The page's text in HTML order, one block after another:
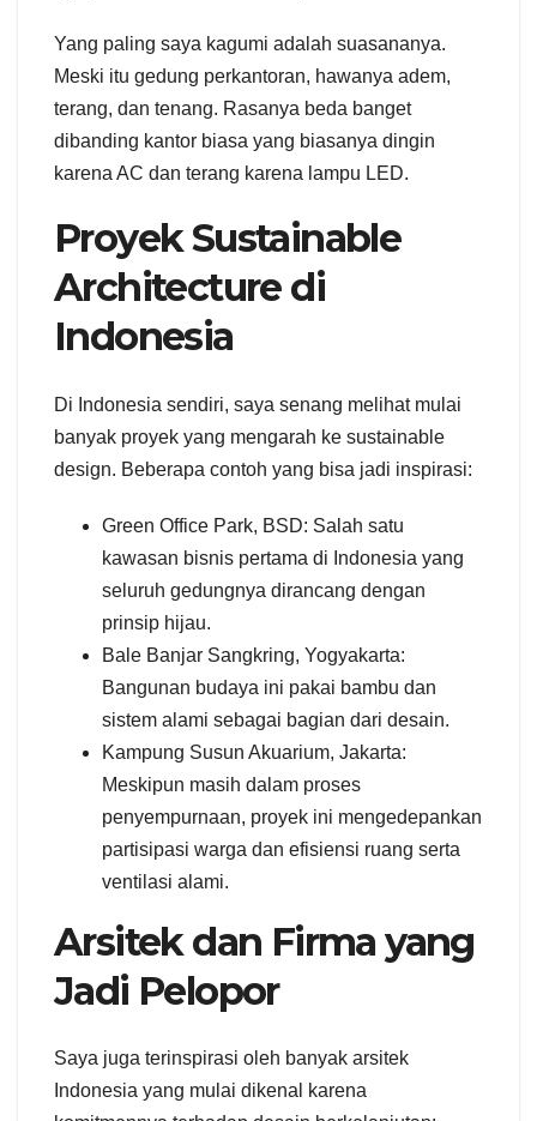
Yang paling saya kagumi adalah suasananya.
Meski itu gedung perkantoran, hawanya adem,
terang, dan tenang. Rasanya beda banget
dibanding kantor biasa yang biasanya dingin
karena AC dan terang karena lampu LED.
Proyek Sustainable
Architecture di
Indonesia
Di Indonesia sendiri, saya senang melihat mulai
banyak proyek yang mengarah ke sustainable
design. Beberapa contoh yang bisa jadi inspirasi:
Green Office Park, BSD: Salah satu
kawasan bisnis pertama di Indonesia yang
seluruh gedungnya dirancang dengan
prinsip hijau.
Bale Banjar Sangkring, Yogyakarta:
Bangunan budaya ini pakai bambu dan
sistem alami sebagai bagian dari desain.
Kampung Susun Akuarium, Jakarta:
Meskipun masih dalam proses
penyempurnaan, proyek ini mengedepankan
partisipasi warga dan efisiensi ruang serta
ventilasi alami.
Arsitek dan Firma yang
Jadi Pelopor
Saya juga terinspirasi oleh banyak arsitek
Indonesia yang mulai dikenal karena